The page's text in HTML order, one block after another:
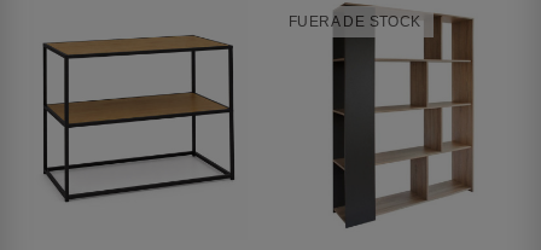
FUERA DE STOCK